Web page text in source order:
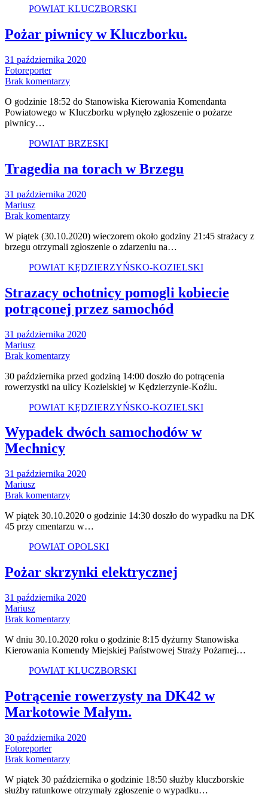
POWIAT KLUCZBORSKI
Pożar piwnicy w Kluczborku.
31 października 2020
Fotoreporter
Brak komentarzy
O godzinie 18:52 do Stanowiska Kierowania Komendanta
Powiatowego w Kluczborku wpłynęło zgłoszenie o pożarze
piwnicy…
POWIAT BRZESKI
Tragedia na torach w Brzegu
31 października 2020
Mariusz
Brak komentarzy
W piątek (30.10.2020) wieczorem około godziny 21:45 strażacy z
brzegu otrzymali zgłoszenie o zdarzeniu na…
POWIAT KĘDZIERZYŃSKO-KOZIELSKI
Strazacy ochotnicy pomogli kobiecie
potrąconej przez samochód
31 października 2020
Mariusz
Brak komentarzy
30 października przed godziną 14:00 doszło do potrącenia
rowerzystki na ulicy Kozielskiej w Kędzierzynie-Koźlu.
POWIAT KĘDZIERZYŃSKO-KOZIELSKI
Wypadek dwóch samochodów w
Mechnicy
31 października 2020
Mariusz
Brak komentarzy
W piątek 30.10.2020 o godzinie 14:30 doszło do wypadku na DK
45 przy cmentarzu w…
POWIAT OPOLSKI
Pożar skrzynki elektrycznej
31 października 2020
Mariusz
Brak komentarzy
W dniu 30.10.2020 roku o godzinie 8:15 dyżurny Stanowiska
Kierowania Komendy Miejskiej Państwowej Straży Pożarnej…
POWIAT KLUCZBORSKI
Potrącenie rowerzysty na DK42 w
Markotowie Małym.
30 października 2020
Fotoreporter
Brak komentarzy
W piątek 30 października o godzinie 18:50 służby kluczborskie
służby ratunkowe otrzymały zgłoszenie o wypadku…